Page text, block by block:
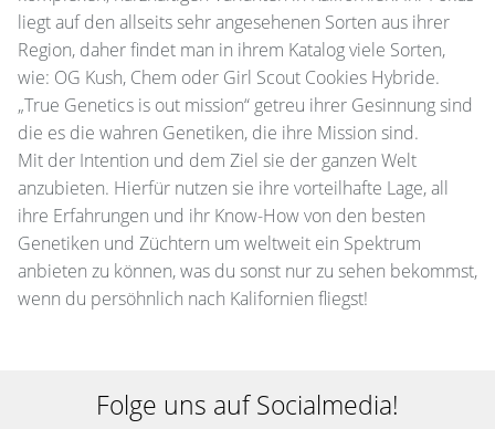
liegt auf den allseits sehr angesehenen Sorten aus ihrer
Region, daher findet man in ihrem Katalog viele Sorten,
wie: OG Kush, Chem oder Girl Scout Cookies Hybride.
„True Genetics is out mission“ getreu ihrer Gesinnung sind
die es die wahren Genetiken, die ihre Mission sind.
Mit der Intention und dem Ziel sie der ganzen Welt
anzubieten. Hierfür nutzen sie ihre vorteilhafte Lage, all
ihre Erfahrungen und ihr Know-How von den besten
Genetiken und Züchtern um weltweit ein Spektrum
anbieten zu können, was du sonst nur zu sehen bekommst,
wenn du persöhnlich nach Kalifornien fliegst!
Folge uns auf Socialmedia!